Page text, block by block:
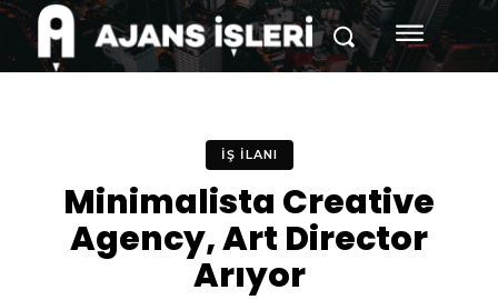
İŞ İLANI
Minimalista Creative
Agency, Art Director
Arıyor